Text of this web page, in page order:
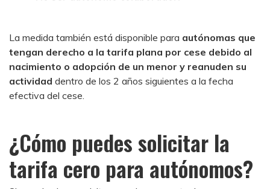
La medida también está disponible para autónomas que
tengan derecho a la tarifa plana por cese debido al
nacimiento o adopción de un menor y reanuden su
actividad dentro de los 2 años siguientes a la fecha
efectiva del cese.
¿Cómo puedes solicitar la
tarifa cero para autónomos?